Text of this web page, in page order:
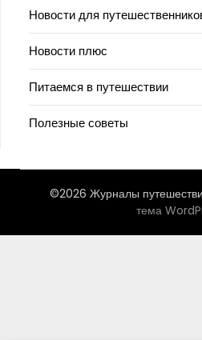
Новости для
Новости плюс
Питаемся в путешествии
Полезные советы
©2026 Журналы
тема